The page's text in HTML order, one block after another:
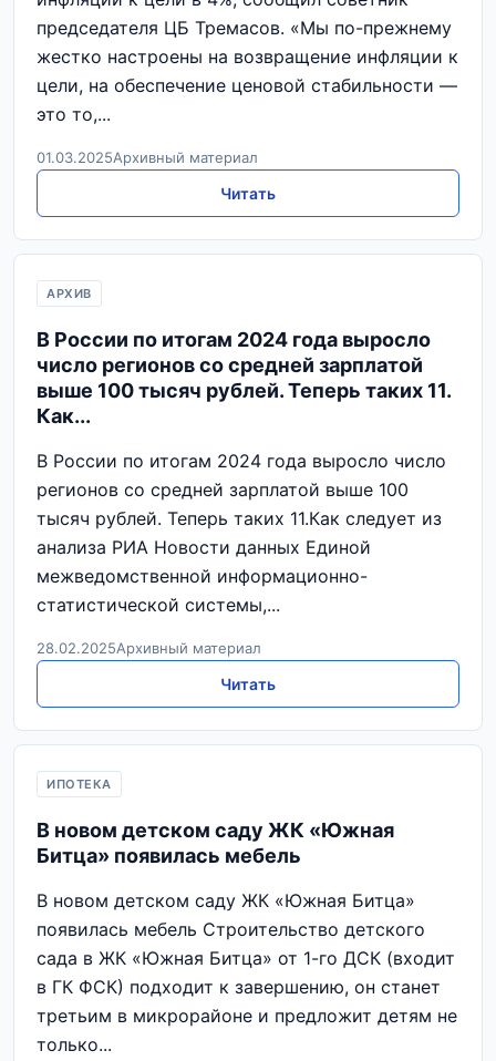
председателя ЦБ Тремасов. «Мы по-прежнему
жестко настроены на возвращение инфляции к
цели, на обеспечение ценовой стабильности —
это то,...
01.03.2025Архивный материал
Читать
АРХИВ
В России по итогам 2024 года выросло
число регионов со средней зарплатой
выше 100 тысяч рублей. Теперь таких 11.
Как...
В России по итогам 2024 года выросло число
регионов со средней зарплатой выше 100
тысяч рублей. Теперь таких 11.Как следует из
анализа РИА Новости данных Единой
межведомственной информационно-
статистической системы,...
28.02.2025Архивный материал
Читать
ИПОТЕКА
В новом детском саду ЖК «Южная
Битца» появилась мебель
В новом детском саду ЖК «Южная Битца»
появилась мебель Строительство детского
сада в ЖК «Южная Битца» от 1-го ДСК (входит
в ГК ФСК) подходит к завершению, он станет
третьим в микрорайоне и предложит детям не
только...